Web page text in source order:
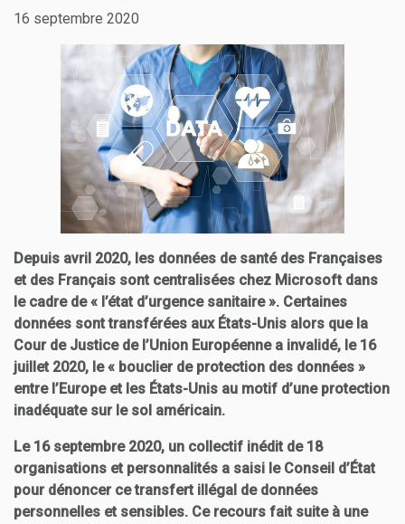
16 septembre 2020
Depuis avril 2020, les données de santé des Françaises
et des Français sont centralisées chez Microsoft dans
le cadre de « l’état d’urgence sanitaire ». Certaines
données sont transférées aux États-Unis alors que la
Cour de Justice de l’Union Européenne a invalidé, le 16
juillet 2020, le « bouclier de protection des données »
entre l’Europe et les États-Unis au motif d’une protection
inadéquate sur le sol américain.
Le 16 septembre 2020, un collectif inédit de 18
organisations et personnalités a saisi le Conseil d’État
pour dénoncer ce transfert illégal de données
personnelles et sensibles. Ce recours fait suite à une